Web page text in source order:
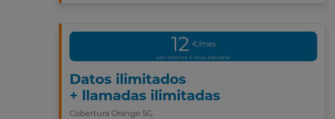
12 €/mes
con internet o línea adicional
Datos ilimitados
+ llamadas ilimitadas
Cobertura Orange 5G